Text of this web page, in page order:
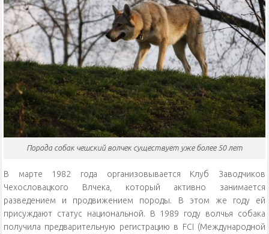
Порода собак чешский волчек существует уже более 50 лет
В марте 1982 года организовывается Клуб Заводчиков
Чехословацкого Влчека, который активно занимается
разведением и продвижением породы. В этом же году ей
присуждают статус национальной. В 1989 году волчья собака
получила предварительную регистрацию в FCI (Международной